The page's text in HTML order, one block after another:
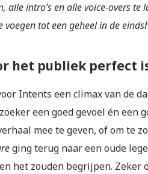
alle intro’s en alle voice-overs
tot een geheel in de
het publiek perfect
Intents een climax van de
een goed gevoel én een
mee te geven, of om te
ging terug naar een oude
het zouden begrijpen. Zeker